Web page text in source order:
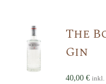
The
Gin
40,00€ inkl.